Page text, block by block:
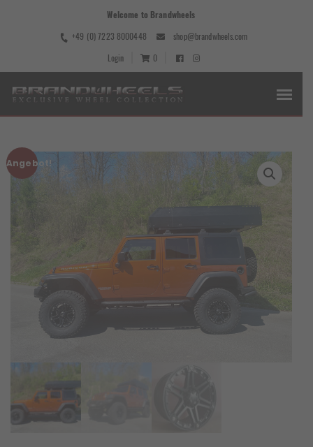
Welcome to Brandwheels
+49 (0) 7223 8000448
shop@brandwheels.com
Login
0
Angebot!